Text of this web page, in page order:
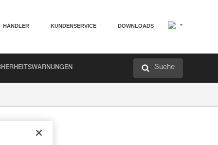
HÄNDLER KUNDENSERVICE DOWNLOADS
Suche